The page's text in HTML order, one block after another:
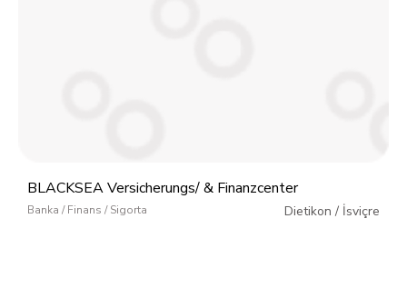
BLACKSEA Versicherungs/ & Finanzcenter
Banka / Finans / Sigorta Dietikon / İsviçre